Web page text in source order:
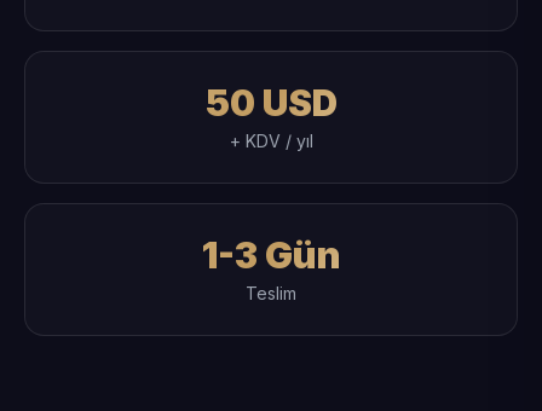
50 USD
+ KDV / yıl
1-3 Gün
Teslim